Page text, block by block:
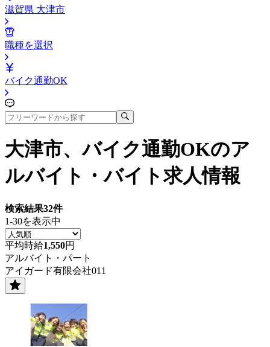
滋賀県 大津市
職種を選択
バイク通勤OK
大津市、バイク通勤OKのア
ルバイト・バイト求人情報
検索結果32件
1-30を表示中
平均時給1,550円
アルバイト・パート
アイガード有限会社011